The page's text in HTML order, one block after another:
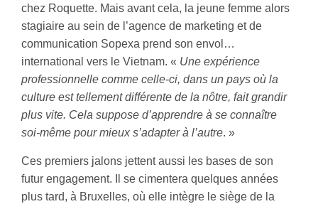
chez Roquette. Mais avant cela, la jeune femme alors
stagiaire au sein de l’agence de marketing et de
communication Sopexa prend son envol…
international vers le Vietnam. « Une expérience
professionnelle comme celle-ci, dans un pays où la
culture est tellement différente de la nôtre, fait grandir
plus vite. Cela suppose d’apprendre à se connaître
soi-même pour mieux s’adapter à l’autre. »
Ces premiers jalons jettent aussi les bases de son
futur engagement. Il se cimentera quelques années
plus tard, à Bruxelles, où elle intègre le siège de la